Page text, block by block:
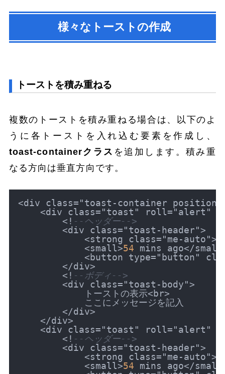
様々なトーストの作成
トーストを積み重ねる
複数のトーストを積み重ねる場合は、以下のよ
うに各トーストを入れ込む要素を作成し、
toast-containerクラス を追加します。積み重
なる方向は垂直方向です。
<div class="toast-container position-
<div class="toast" roll="alert"
< ! --ヘッダー-->
<div class="toast-header">
<strong class="me-auto">
<small>54 mins ago</small
<button type="button"
</div>
< ! --ボディ-->
<div class="toast-body">
            トーストの表示
<br>
            ここにメッセージを記入
</div>
</div>
<div class="toast" roll="alert"
< ! --ヘッダー-->
<div class="toast-header">
<strong class="me-auto">
<small>54 mins ago</small